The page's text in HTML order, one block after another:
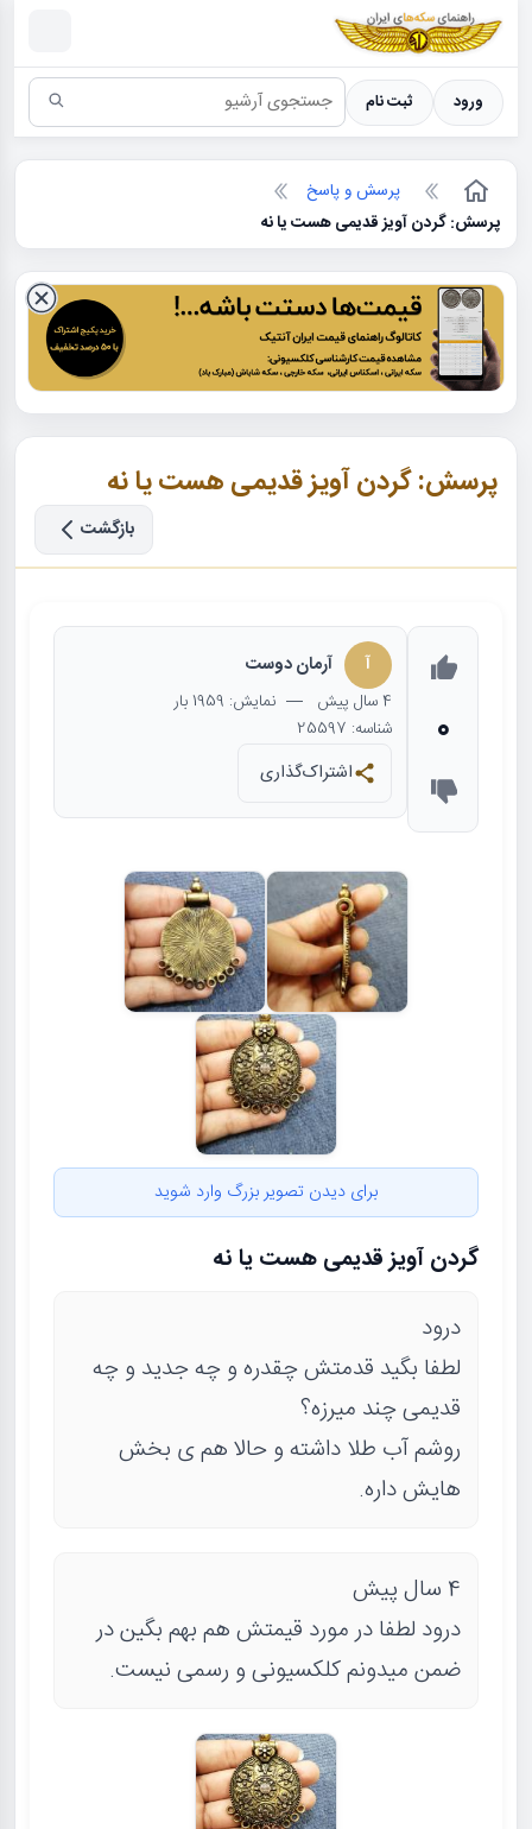
سکه ها ؛ راهنمای سکه شناسی
ورود ثبت نام
پرسش و پاسخ
پرسش: گردن آویز قدیمی هست یا نه
پرسش: گردن آویز قدیمی هست یا نه
بازگشت
0
آ آرمان دوست
4 سال پیش — نمایش: 1959 بار
شناسه: 25597
اشتراک‌گذاری
برای دیدن تصویر بزرگ وارد شوید
گردن آویز قدیمی هست یا نه
درود
لطفا بگید قدمتش چقدره و چه جدید و چه
قدیمی چند میرزه؟
روشم آب طلا داشته و حالا هم ی بخش
هایش داره.
4 سال پیش
درود لطفا در مورد قیمتش هم بهم بگین در
ضمن میدونم کلکسیونی و رسمی نیست.